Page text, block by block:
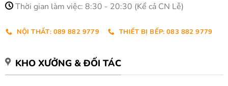
Thời gian làm việc: 8:30 - 20:30 (Kể cả CN Lễ)
NỘI THẤT: 089 882 9779 THIẾT BỊ BẾP: 083 882 9779
KHO XƯỞNG & ĐỐI TÁC